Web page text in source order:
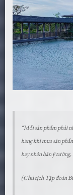
“Mỗi sản phẩm phải
hàng khi mua sản
hay nhân bản ý tưởng,
(Chủ tịch Tập đoàn